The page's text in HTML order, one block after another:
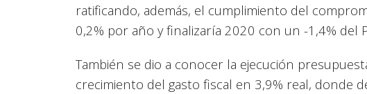
ratificando, además, el cumplimiento del
0,2% por año y finalizaría 2020 con un -1,4% del
También se dio a conocer la ejecución
crecimiento del gasto fiscal en 3,9% real, donde